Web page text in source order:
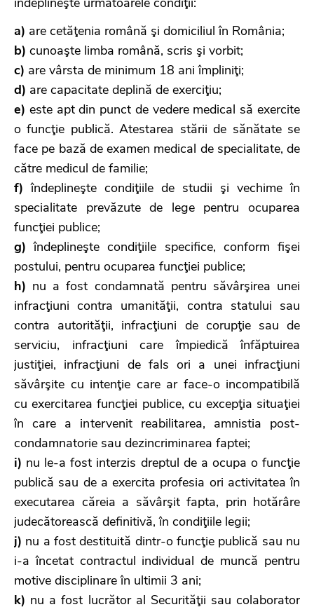
a) are cetăţenia română şi domiciliul în România;
b) cunoaşte limba română, scris şi vorbit;
c) are vârsta de minimum 18 ani împliniţi;
d) are capacitate deplină de exerciţiu;
e) este apt din punct de vedere medical să exercite
o funcţie publică. Atestarea stării de sănătate se
face pe bază de examen medical de specialitate, de
către medicul de familie;
f)îndeplineşte condiţiile de studii şi vechime în
specialitate prevăzute de lege pentru ocuparea
funcţiei publice;
g)îndeplineşte condiţiile specifice, conform fişei
postului, pentru ocuparea funcţiei publice;
h) nu a fost condamnată pentru săvârşirea unei
infracţiuni contra umanităţii, contra statului sau
contra autorităţii, infracţiuni de corupţie sau de
serviciu, infracţiuni care împiedică înfăptuirea
justiţiei, infracţiuni de fals ori a unei infracţiuni
săvârşite cu intenţie care ar face-o incompatibilă
cu exercitarea funcţiei publice, cu excepţia situaţiei
în care a intervenit reabilitarea, amnistia post-
condamnatorie sau dezincriminarea faptei;
i) nu le-a fost interzis dreptul de a ocupa o funcţie
publică sau de a exercita profesia ori activitatea în
executarea căreia a săvârşit fapta, prin hotărâre
judecătorească definitivă, în condiţiile legii;
j) nu a fost destituită dintr-o funcţie publică sau nu
i-a încetat contractul individual de muncă pentru
motive disciplinare în ultimii 3 ani;
k) nu a fost lucrător al Securităţii sau colaborator